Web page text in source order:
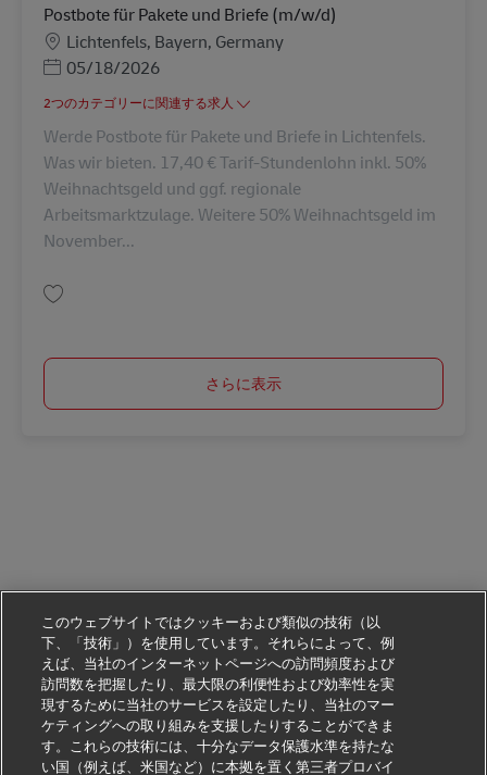
Postbote für Pakete und Briefe (m/w/d)
勤務地
Lichtenfels, Bayern, Germany
Posted Date
05/18/2026
2つのカテゴリーに関連する求人
Werde Postbote für Pakete und Briefe in Lichtenfels.
Was wir bieten. 17,40 € Tarif-Stundenlohn inkl. 50%
Weihnachtsgeld und ggf. regionale
Arbeitsmarktzulage. Weitere 50% Weihnachtsgeld im
November...
さらに表示
このウェブサイトではクッキーおよび類似の技術（以
下、「技術」）を使用しています。それらによって、例
えば、当社のインターネットページへの訪問頻度および
訪問数を把握したり、最大限の利便性および効率性を実
現するために当社のサービスを設定したり、当社のマー
ケティングへの取り組みを支援したりすることができま
す。これらの技術には、十分なデータ保護水準を持たな
い国（例えば、米国など）に本拠を置く第三者プロバイ